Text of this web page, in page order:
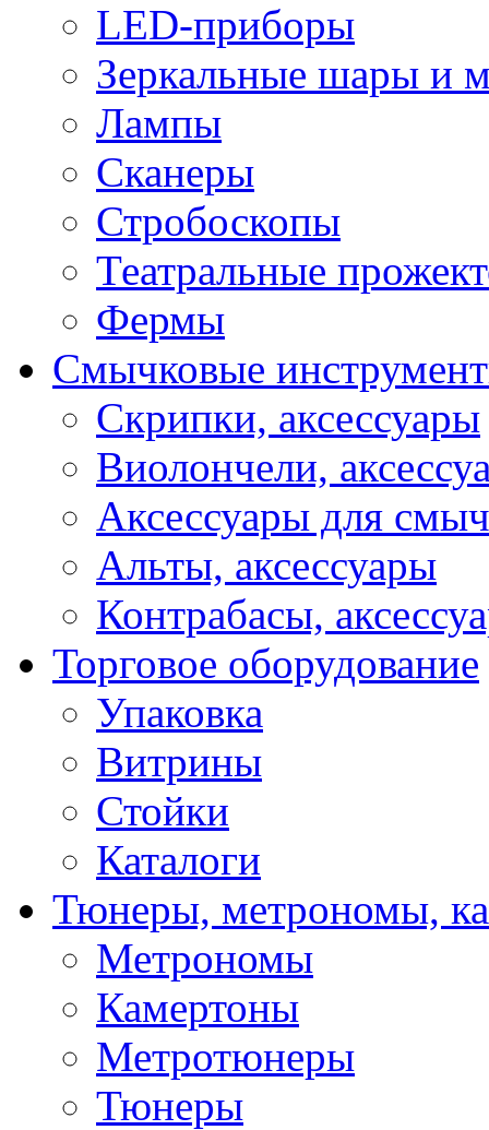
LED-приборы
Зеркальные шары и
Лампы
Сканеры
Стробоскопы
Театральные
Фермы
Смычковые
Скрипки, аксессуары
Виолончели,
Аксессуары для
Альты, аксессуары
Контрабасы,
Торговое оборудование
Упаковка
Витрины
Стойки
Каталоги
Тюнеры, метрономы,
Метрономы
Камертоны
Метротюнеры
Тюнеры